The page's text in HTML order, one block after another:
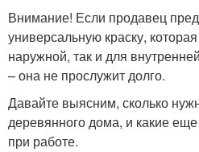
Внимание! Если продавец
универсальную краску,
наружной, так и для
– она не прослужит долго.
Давайте выясним, сколько
деревянного дома, и какие
при работе.